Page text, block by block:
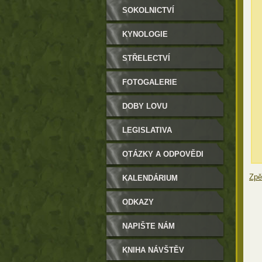
SOKOLNICTVÍ
KYNOLOGIE
STŘELECTVÍ
FOTOGALERIE
DOBY LOVU
LEGISLATIVA
OTÁZKY A ODPOVĚDI
KALENDÁRIUM
ODKAZY
NAPIŠTE NÁM
KNIHA NÁVŠTĚV